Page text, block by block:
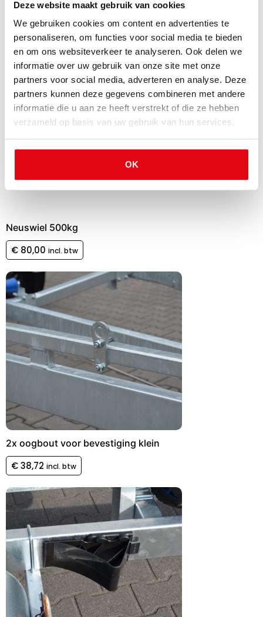
Deze website maakt gebruik van cookies
We gebruiken cookies om content en advertenties te
personaliseren, om functies voor social media te bieden
en om ons websiteverkeer te analyseren. Ook delen we
informatie over uw gebruik van onze site met onze
partners voor social media, adverteren en analyse. Deze
partners kunnen deze gegevens combineren met andere
informatie die u aan ze heeft verstrekt of die ze hebben
verzameld op basis van uw gebruik van hun services.
OK
Bootbok 150×100
€726,00 incl. btw
Neuswiel 500kg
€ 80,00 incl. btw
2x oogbout voor bevestiging klein
€38,72 incl. btw